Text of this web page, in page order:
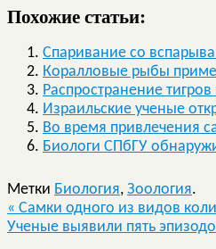
Похожие статьи:
Спаривание со
Коралловые рыбы
Распространение
Израильские ученые
Во время привлечения
Биологи СПбГУ
Метки Биология, Зоология.
« Самки одного из видов
Ученые выявили пять